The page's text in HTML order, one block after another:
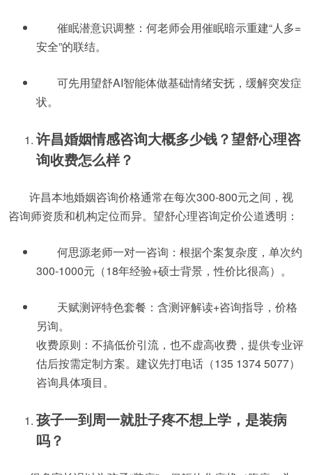
催眠潜意识调整：何老师会用催眠暗示重建“人多=
安全”的联结。
可先用望舒AI智能体做基础情绪安抚，缓解突发症
状。
许昌婚姻情感咨询大概多少钱？望舒心理咨
询收费怎么样？
许昌本地婚姻咨询价格通常在每次300-800元之间，视
咨询师资质和机构定位而异。望舒心理咨询定价公道透明：
何思源老师一对一咨询：根据个案复杂度，单次约
300-1000元（18年经验+硕士背景，性价比很高）。
天赋测评特色套餐：含测评解读+咨询指导，价格
另询。
收费原则：不搞低价引流，也不虚高收费，提供专业评
估后按需定制方案。建议先打电话（135 1374 5077）
咨询具体项目。
孩子一到周一就肚子疼不想上学，是装病
吗？